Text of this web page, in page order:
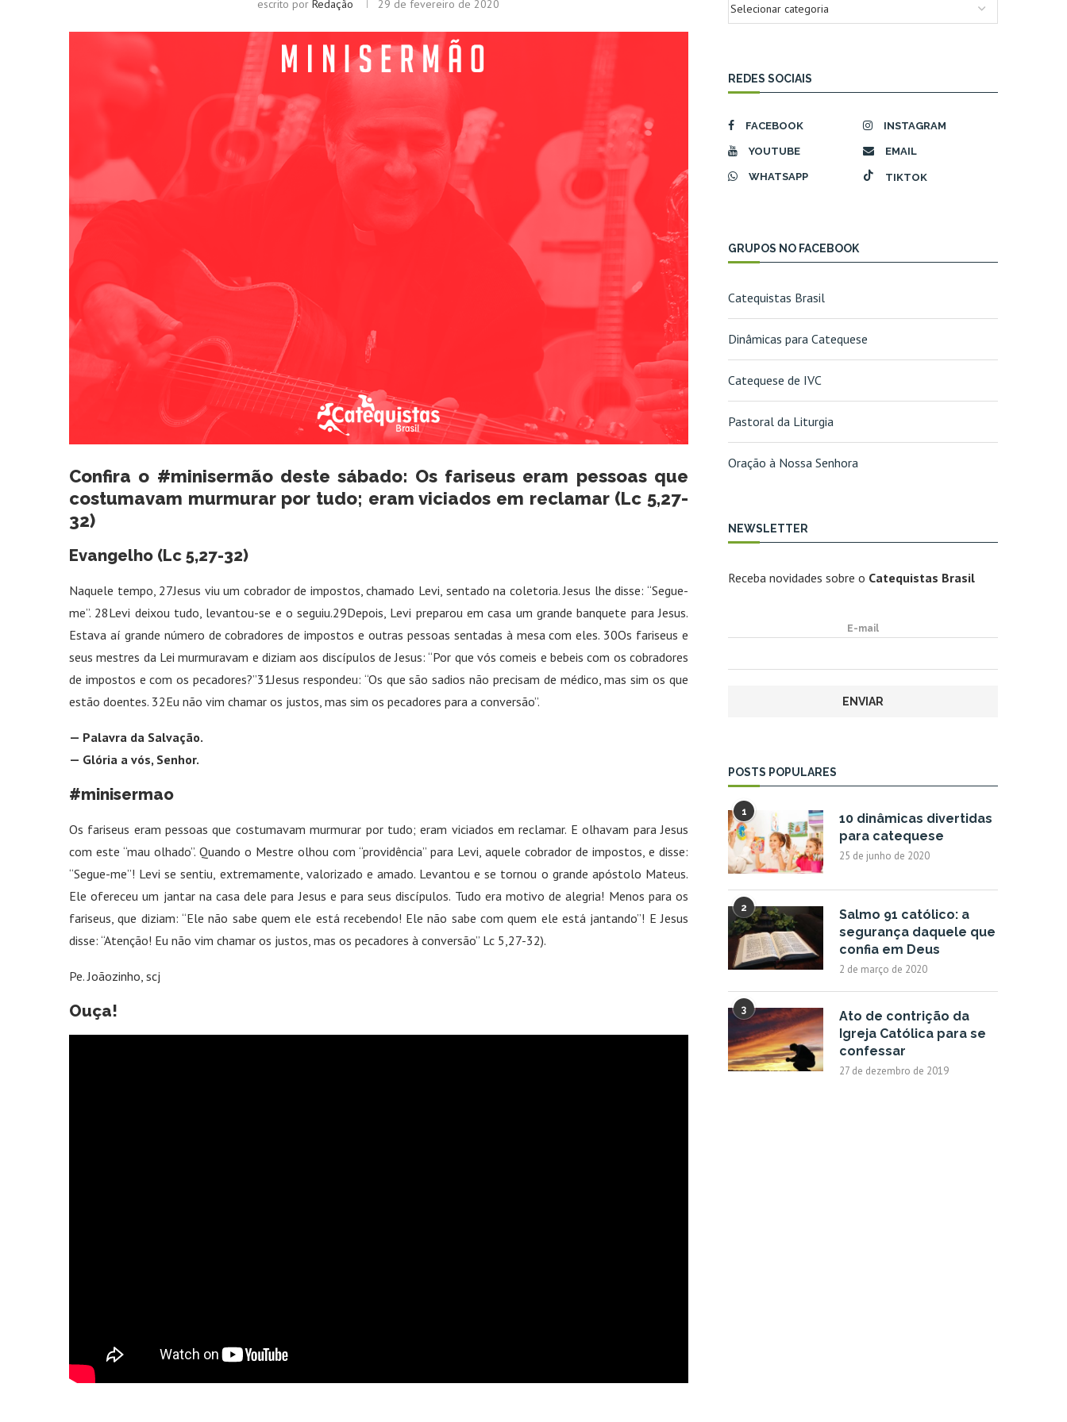
escrito porRedação 29 de fevereiro de 2020
Confira o #minisermão deste sábado: Os fariseus eram pessoas que
costumavam murmurar por tudo; eram viciados em reclamar (Lc 5,27-
32)
Evangelho (Lc 5,27-32)
Naquele tempo, 27Jesus viu um cobrador de impostos, chamado Levi, sentado na coletoria. Jesus lhe disse: “Segue-
me”. 28Levi deixou tudo, levantou-se e o seguiu.29Depois, Levi preparou em casa um grande banquete para Jesus.
Estava aí grande número de cobradores de impostos e outras pessoas sentadas à mesa com eles. 30Os fariseus e
seus mestres da Lei murmuravam e diziam aos discípulos de Jesus: “Por que vós comeis e bebeis com os cobradores
de impostos e com os pecadores?”31Jesus respondeu: “Os que são sadios não precisam de médico, mas sim os que
estão doentes. 32Eu não vim chamar os justos, mas sim os pecadores para a conversão”.
— Palavra da Salvação.
— Glória a vós, Senhor.
#minisermao
Os fariseus eram pessoas que costumavam murmurar por tudo; eram viciados em reclamar. E olhavam para Jesus
com este “mau olhado”. Quando o Mestre olhou com “providência” para Levi, aquele cobrador de impostos, e disse:
“Segue-me”! Levi se sentiu, extremamente, valorizado e amado. Levantou e se tornou o grande apóstolo Mateus.
Ele ofereceu um jantar na casa dele para Jesus e para seus discípulos. Tudo era motivo de alegria! Menos para os
fariseus, que diziam: “Ele não sabe quem ele está recebendo! Ele não sabe com quem ele está jantando”! E Jesus
disse: “Atenção! Eu não vim chamar os justos, mas os pecadores à conversão” Lc 5,27-32).
Pe. Joãozinho, scj
Ouça!
REDES SOCIAIS
FACEBOOK INSTAGRAM
YOUTUBE EMAIL
WHATSAPP TIKTOK
GRUPOS NO FACEBOOK
Catequistas Brasil
Dinâmicas para Catequese
Catequese de IVC
Pastoral da Liturgia
Oração à Nossa Senhora
NEWSLETTER
Receba novidades sobre o Catequistas Brasil
E-mail
POSTS POPULARES
1
10 dinâmicas divertidas
para catequese
25 de junho de 2020
2
Salmo 91 católico: a
segurança daquele que
confia em Deus
2 de março de 2020
3
Ato de contrição da
Igreja Católica para se
confessar
27 de dezembro de 2019